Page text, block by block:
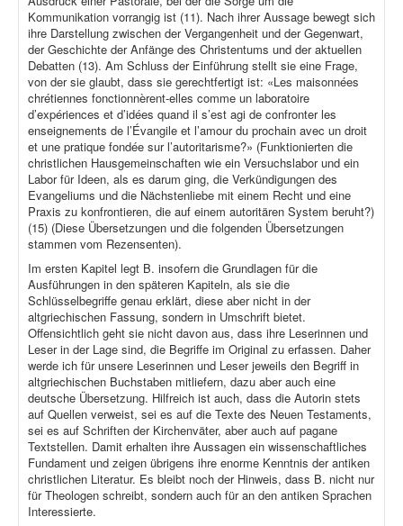
Kommunikation vorrangig ist (11). Nach ihrer Aussage bewegt sich
ihre Darstellung zwischen der Vergangenheit und der Gegenwart,
der Geschichte der Anfänge des Christentums und der aktuellen
Debatten (13). Am Schluss der Einführung stellt sie eine Frage,
von der sie glaubt, dass sie gerechtfertigt ist: «Les maisonnées
chrétiennes fonctionnèrent-elles comme un laboratoire
d’expériences et d’idées quand il s’est agi de confronter les
enseignements de l’Évangile et l’amour du prochain avec un droit
et une pratique fondée sur l’autoritarisme?» (Funktionierten die
christlichen Hausgemeinschaften wie ein Versuchslabor und ein
Labor für Ideen, als es darum ging, die Verkündigungen des
Evangeliums und die Nächstenliebe mit einem Recht und eine
Praxis zu konfrontieren, die auf einem autoritären System beruht?)
(15) (Diese Übersetzungen und die folgenden Übersetzungen
stammen vom Rezensenten).
Im ersten Kapitel legt B. insofern die Grundlagen für die
Ausführungen in den späteren Kapiteln, als sie die
Schlüsselbegriffe genau erklärt, diese aber nicht in der
altgriechischen Fassung, sondern in Umschrift bietet.
Offensichtlich geht sie nicht davon aus, dass ihre Leserinnen und
Leser in der Lage sind, die Begriffe im Original zu erfassen. Daher
werde ich für unsere Leserinnen und Leser jeweils den Begriff in
altgriechischen Buchstaben mitliefern, dazu aber auch eine
deutsche Übersetzung. Hilfreich ist auch, dass die Autorin stets
auf Quellen verweist, sei es auf die Texte des Neuen Testaments,
sei es auf Schriften der Kirchenväter, aber auch auf pagane
Textstellen. Damit erhalten ihre Aussagen ein wissenschaftliches
Fundament und zeigen übrigens ihre enorme Kenntnis der antiken
christlichen Literatur. Es bleibt noch der Hinweis, dass B. nicht nur
für Theologen schreibt, sondern auch für an den antiken Sprachen
Interessierte.